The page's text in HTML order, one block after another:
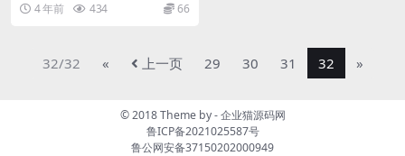
端+GM后台
4 年前 434 66
32/32 « 上一页 29 30 31 32 »
© 2018 Theme by -企业猫源码网
鲁ICP备2021025587号
鲁公网安备37150202000949